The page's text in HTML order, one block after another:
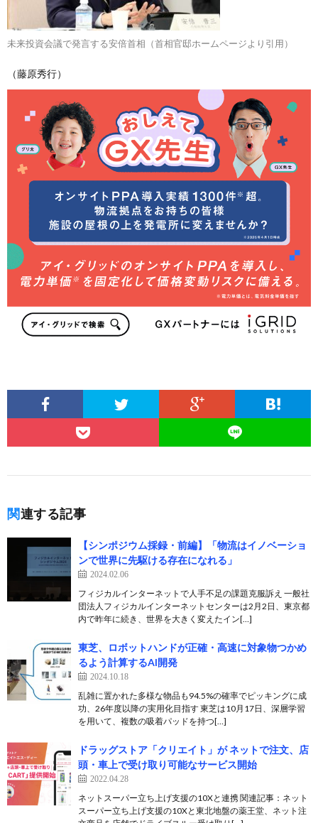
未来投資会議で発言する安倍首相（首相官邸ホームページより引用）
（藤原秀行）
関連する記事
【シンポジウム採録・前編】「物流はイノベーショ
ンで世界に先駆ける存在になれる」
2024.02.06
フィジカルインターネットで人手不足の課題克服訴え 一般社
団法人フィジカルインターネットセンターは2月2日、東京都
内で昨年に続き、世界を大きく変えたイン[…]
東芝、ロボットハンドが正確・高速に対象物つかめ
るよう計算するAI開発
2024.10.18
乱雑に置かれた多様な物品も94.5%の確率でピッキングに成
功、26年度以降の実用化目指す 東芝は10月17日、深層学習
を用いて、複数の吸着パッドを持つ[…]
ドラッグストア「クリエイト」が ネットで注文、店
頭・車上で受け取り可能なサービス開始
2022.04.28
ネットスーパー立ち上げ支援の10Xと連携 関連記事：ネット
スーパー立ち上げ支援の10Xと東北地盤の薬王堂、ネット注